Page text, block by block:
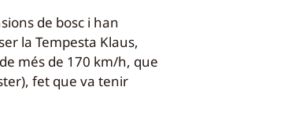
de bosc i han
la Tempesta Klaus,
més de 170 km/h, que
fet que va tenir